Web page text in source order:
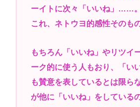
ーイトに次々「いいね」……。
これ、ネトウヨ的感性そのも
もちろん「いいね」やリツイ
ーク的に使う人もおり、「い
も賛意を表しているとは限ら
が他に「いいね」をしているの